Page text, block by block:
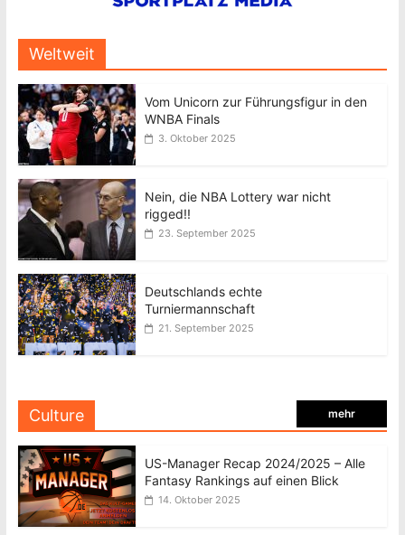
Weltweit
Vom Unicorn zur Führungsfigur in den
WNBA Finals
3. Oktober 2025
Nein, die NBA Lottery war nicht
rigged!!
23. September 2025
Deutschlands echte
Turniermannschaft
21. September 2025
Culture mehr
US-Manager Recap 2024/2025 – Alle
Fantasy Rankings auf einen Blick
14. Oktober 2025